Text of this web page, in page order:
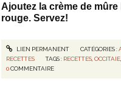
Ajoutez la crème de mûre
rouge. Servez!
LIEN PERMANENT CATÉGORIES :
RECETTES
TAGS : RECETTES,OCCITAIE,
0COMMENTAIRE